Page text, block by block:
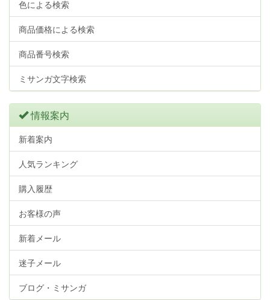
色による検索
商品価格による検索
商品番号検索
ミサンガ文字検索
情報案内
新着案内
人気ランキング
購入履歴
お客様の声
新着メール
迷子メール
ブログ・ミサンガ